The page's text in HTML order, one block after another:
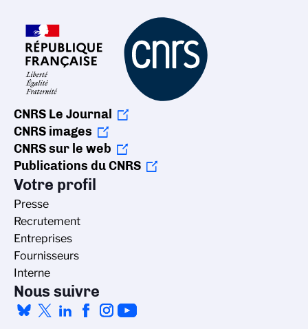
CNRS Le Journal
CNRS images
CNRS sur le web
Publications du CNRS
Votre profil
Presse
Recrutement
Entreprises
Fournisseurs
Interne
Nous suivre